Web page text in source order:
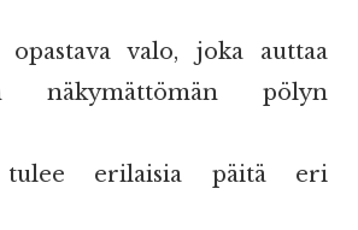
valo, joka auttaa
näkymättömän pölyn
erilaisia päitä eri